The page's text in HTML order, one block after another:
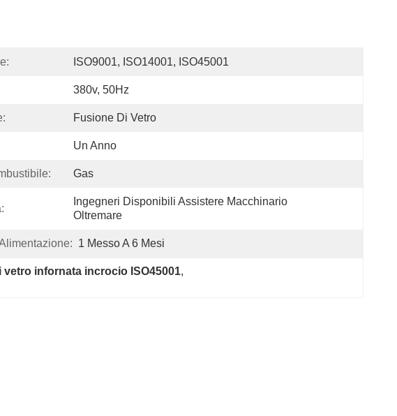
ISO9001, ISO14001, ISO45001
380v, 50Hz
Fusione Di Vetro
Un Anno
Gas
Ingegneri Disponibili Assistere Macchinario
Oltremare
1 Messo A 6 Mesi
vetro infornata incrocio ISO45001,